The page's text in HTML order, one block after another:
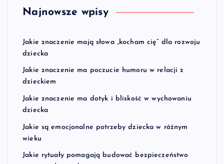
Najnowsze wpisy
Jakie znaczenie mają słowa „kocham cię” dla rozwoju
dziecka
Jakie znaczenie ma poczucie humoru w relacji z
dzieckiem
Jakie znaczenie ma dotyk i bliskość w wychowaniu
dziecka
Jakie są emocjonalne potrzeby dziecka w różnym
wieku
Jakie rytuały pomagają budować bezpieczeństwo